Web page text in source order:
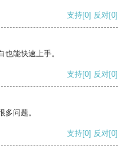
支持[0] 反对[0]
能快速上手。
支持[0] 反对[0]
问题。
支持[0] 反对[0]